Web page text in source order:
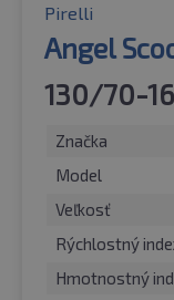
Pirelli
Angel
130/70-
Značka
Model
Veľkosť
Rýchlostný
Hmotnostný